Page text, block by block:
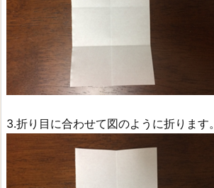
3.折り目に合わせて図のように折ります。